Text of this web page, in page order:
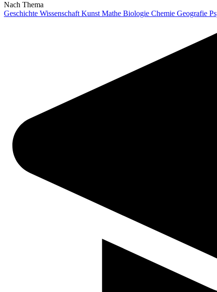
Nach Thema
Geschichte Wissenschaft Kunst Mathe Biologie Chemie Geografie